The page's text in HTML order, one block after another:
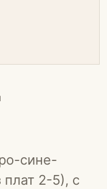
сине-
плат 2-5), с